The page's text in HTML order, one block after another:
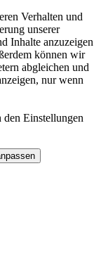
Verhalten und
unserer
Inhalte anzuzeigen
können wir
abgleichen und
nur wenn
Einstellungen